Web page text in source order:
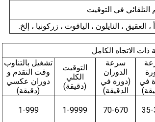
التلقائي في التوقيت
، العقيق ، النايلون ، الياقوت ، زركونيا ، إلخ.
الاتجاه الكامل
في
سرعة
الدوران
(دورة في
الدقيقة)
التوقيت
الكلي
(دقيقة)
تشغيل بالتناوب
وقت التقدم و
دوران عكسي
(دقيقة)
35-
70-670
1-9999
1-999